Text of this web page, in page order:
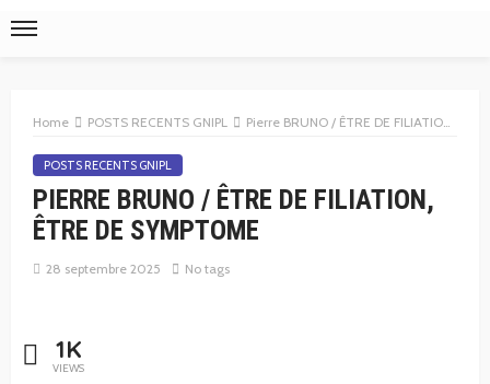
Home POSTS RECENTS GNIPL Pierre BRUNO / ÊTRE DE FILIATION, ÊTRE DE SYMPTOME
POSTS RECENTS GNIPL
PIERRE BRUNO / ÊTRE DE FILIATION,
ÊTRE DE SYMPTOME
28 septembre 2025 No tags
1K
VIEWS